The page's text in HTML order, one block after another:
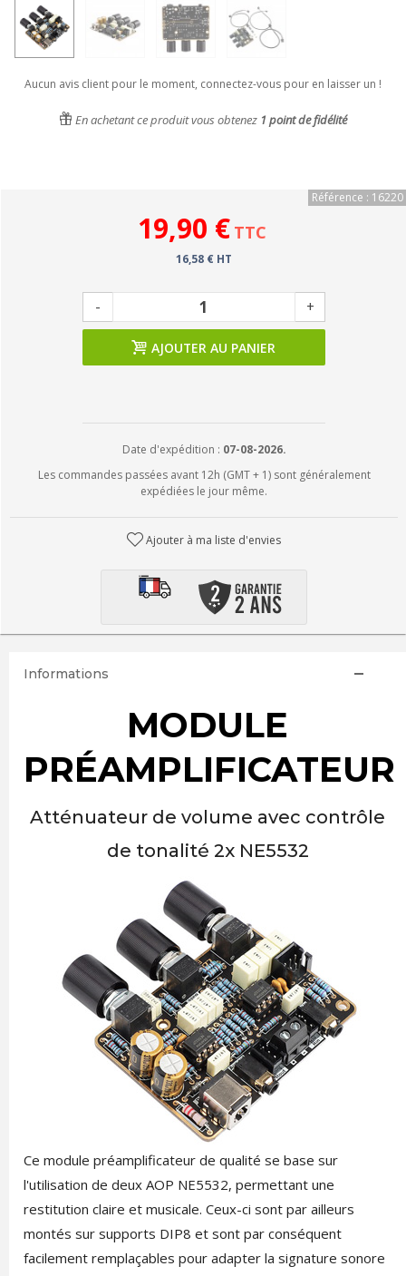
Aucun avis client pour le moment, connectez-vous pour en laisser un !
En achetant ce produit vous obtenez 1 point de fidélité
Référence : 16220
19,90 € TTC
16,58 € HT
- +
AJOUTER AU PANIER
Date d'expédition : 07-08-2026.
Les commandes passées avant 12h (GMT + 1) sont généralement
expédiées le jour même.
Ajouter à ma liste d'envies
Informations
MODULE
PRÉAMPLIFICATEUR
Atténuateur de volume avec contrôle
de tonalité 2x NE5532
Ce module préamplificateur de qualité se base sur
l'utilisation de deux AOP NE5532, permettant une
restitution claire et musicale. Ceux-ci sont par ailleurs
montés sur supports DIP8 et sont par conséquent
facilement remplaçables pour adapter la signature sonore